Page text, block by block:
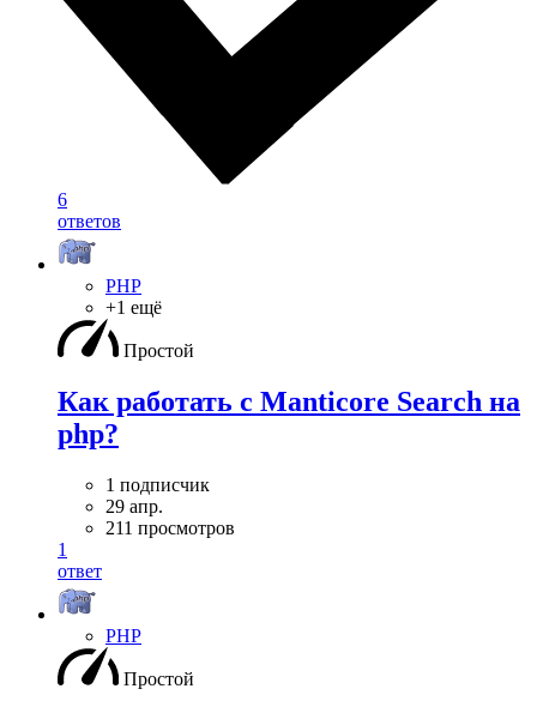
6
ответов
PHP
+1 ещё
Простой
Как работать с Manticore Search на
php?
1 подписчик
29 апр.
211 просмотров
1
ответ
PHP
Простой